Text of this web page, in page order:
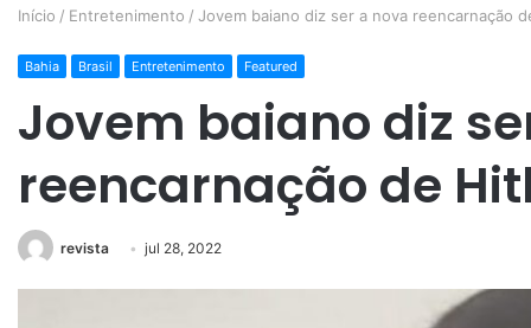
Início / Entretenimento / Jovem baiano diz ser a nova reencarnação
Bahia Brasil Entretenimento Featured
Jovem baiano diz
reencarnação de
revista jul 28, 2022